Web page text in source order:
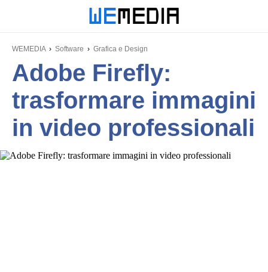
WEMEDIA Software Grafica e Design
Adobe Firefly:
trasformare immagini
in video professionali